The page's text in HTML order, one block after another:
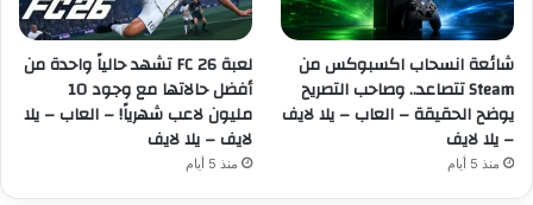
شائعة انسحاب اكسبوكس من
Steam تتصاعد.. وصاحب التصريح
يوضح الحقيقة – العاب – يلا لايف
– يلا لايف
منذ 5 أيام
لعبة FC 26 تشهد حالياً واحدة من
أفضل حالاتها مع وجود 10
مليون لاعب شهرياً! – العاب – يلا
لايف – يلا لايف
منذ 5 أيام